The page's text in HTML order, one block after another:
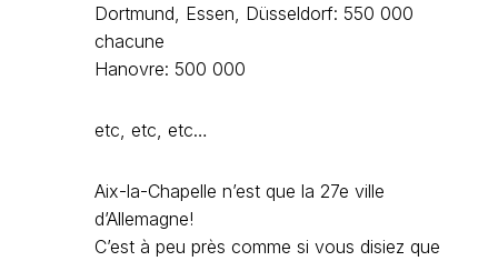
Dortmund, Essen, Düsseldorf: 550 000
chacune
Hanovre: 500 000
etc, etc, etc…
Aix-la-Chapelle n’est que la 27e ville
d’Allemagne!
C’est à peu près comme si vous disiez que